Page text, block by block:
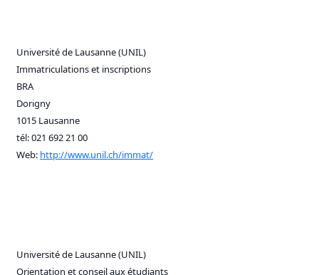
Université de Lausanne (UNIL)
Immatriculations et inscriptions
BRA
Dorigny
1015 Lausanne
tél: 021 692 21 00
Web: http://www.unil.ch/immat/
Université de Lausanne (UNIL)
Orientation et conseil aux étudiants